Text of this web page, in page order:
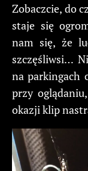
Zobaczcie, do
staje się
nam się, że
szczęśliwsi…
na parkingach
przy
okazji klip